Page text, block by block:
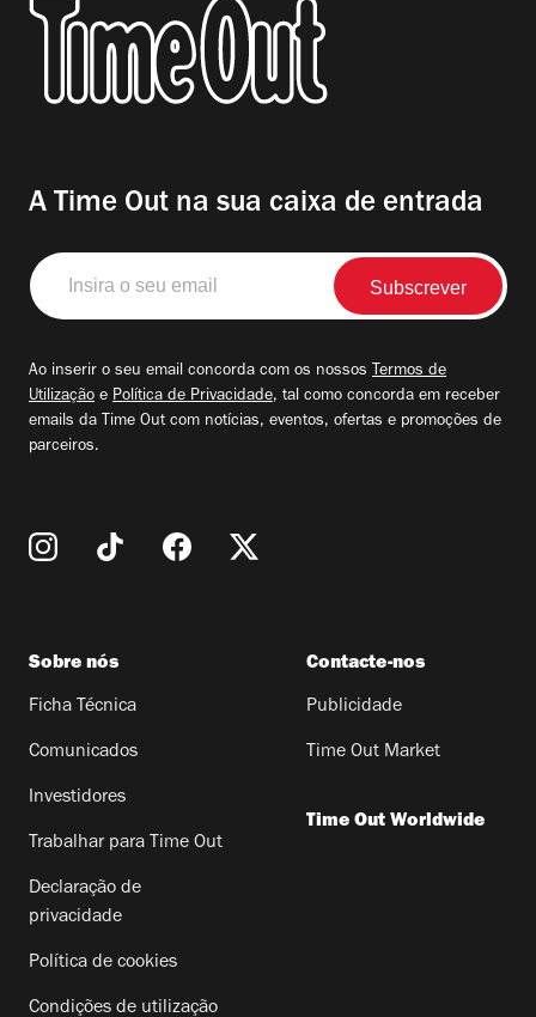
A Time Out na sua caixa de entrada
Insira
o
seu
Ao inserir o seu email concorda com os nossos Termos de
Utilização e Política de Privacidade, tal como concorda em receber
emails da Time Out com notícias, eventos, ofertas e promoções de
parceiros.
Sobre nós
Ficha Técnica
Comunicados
Investidores
Trabalhar para Time Out
Declaração de
privacidade
Política de cookies
Condições de utilização
Contacte-nos
Publicidade
Time Out Market
Time Out Worldwide